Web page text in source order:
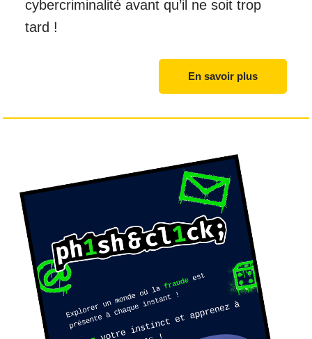
cybercriminalité avant qu’il ne soit trop
tard !
En savoir plus